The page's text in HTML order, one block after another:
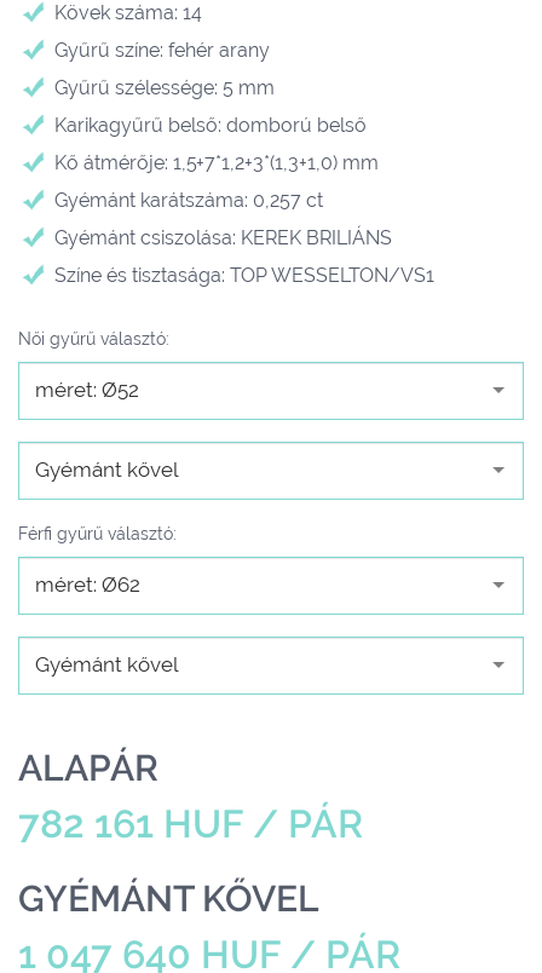
Kövek száma: 14
Gyűrű színe: fehér arany
Gyűrű szélessége: 5 mm
Karikagyűrű belső: domború belső
Kő átmérője: 1,5+7*1,2+3*(1,3+1,0) mm
Gyémánt karátszáma: 0,257 ct
Gyémánt csiszolása: KEREK BRILIÁNS
Színe és tisztasága: TOP WESSELTON/VS1
Női gyűrű választó:
méret: Ø52
Gyémánt kővel
Férfi gyűrű választó:
méret: Ø62
Gyémánt kővel
ALAPÁR
782 161 HUF / PÁR
GYÉMÁNT KŐVEL
1 047 640 HUF / PÁR